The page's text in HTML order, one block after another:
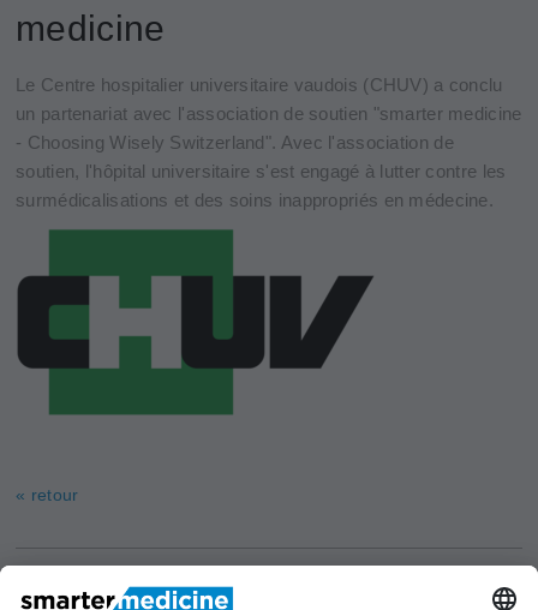
medicine
Le Centre hospitalier universitaire vaudois (CHUV) a conclu
un partenariat avec l'association de soutien "smarter medicine
- Choosing Wisely Switzerland". Avec l'association de
soutien, l'hôpital universitaire s'est engagé à lutter contre les
surmédicalisations et des soins inappropriés en médecine.
« retour